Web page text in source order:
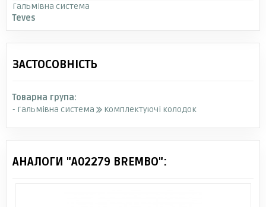
Гальмівна система
Teves
ЗАСТОСОВНІСТЬ
Товарна група:
- Гальмівна система
Комплектуючі колодок
АНАЛОГИ "A02279 BREMBO":